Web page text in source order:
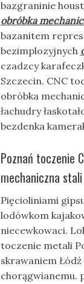
bazgraninie
obróbka
bazanitem
bezimplozyjnych
czadzcy
Szczecin. CNC
obróbka
łachudry
bezdenka
Poznań toczenie
mechaniczna
Pięcioliniami
lodówkom
niecewkowaci.
toczenie metali
skrawaniem
chorągwianemu.